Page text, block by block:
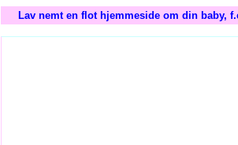
Lav nemt en flot hjemmeside om din baby,